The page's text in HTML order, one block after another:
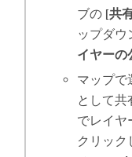
ブの [共
ップダウ
イヤーの
マップで
として共
でレイヤ
クリック